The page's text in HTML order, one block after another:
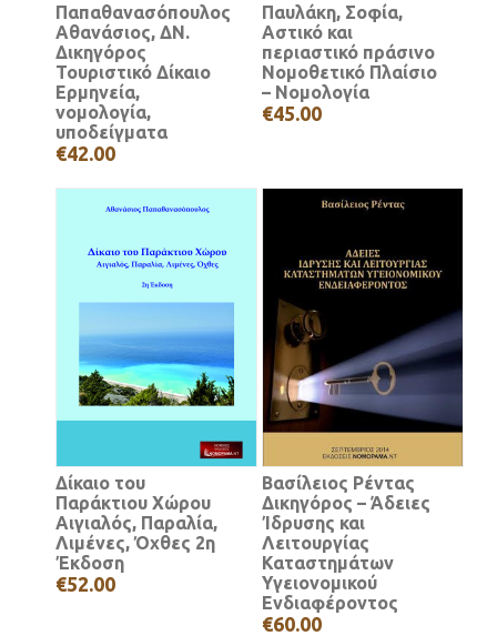
Παπαθανασόπουλος
Αθανάσιος, ΔΝ.
Δικηγόρος
Τουριστικό Δίκαιο
Ερμηνεία,
νομολογία,
υποδείγματα
€42.00
Παυλάκη, Σοφία,
Αστικό και
περιαστικό πράσινο
Νομοθετικό Πλαίσιο
– Νομολογία
€45.00
Δίκαιο του
Παράκτιου Χώρου
Αιγιαλός, Παραλία,
Λιμένες, Όχθες 2η
Έκδοση
€52.00
Βασίλειος Ρέντας
Δικηγόρος – Άδειες
Ίδρυσης και
Λειτουργίας
Καταστημάτων
Υγειονομικού
Ενδιαφέροντος
€60.00